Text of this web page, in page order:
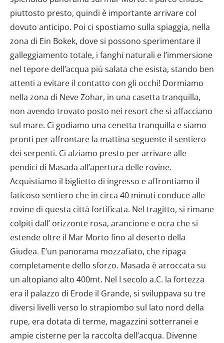
piuttosto presto, quindi è importante arrivare col
dovuto anticipo. Poi ci spostiamo sulla spiaggia, nella
zona di Ein Bokek, dove si possono sperimentare il
galleggiamento totale, i fanghi naturali e l’immersione
nel tepore dell’acqua più salata che esista, stando ben
attenti a evitare il contatto con gli occhi! Dormiamo
nella zona di Neve Zohar, in una casetta tranquilla,
non avendo trovato posto nei resort che si affacciano
sul mare. Ci godiamo una cenetta tranquilla e siamo
pronti per affrontare la mattina seguente il sentiero
dei serpenti. Ci alziamo presto per arrivare alle
pendici di Masada all’apertura delle rovine.
Acquistiamo il biglietto di ingresso e affrontiamo il
faticoso sentiero che in circa 40 minuti conduce alle
rovine di questa città fortificata. Nel tragitto, si rimane
colpiti dall’ orizzonte rosa, arancione e ocra che si
estende oltre il Mar Morto fino al deserto della
Giudea. E’un panorama mozzafiato, che ripaga
completamente dello sforzo. Masada è arroccata su
un altopiano alto 400mt. Nel I secolo a.C. la fortezza
era il palazzo di Erode il Grande, si sviluppava su tre
diversi livelli verso lo strapiombo sul lato nord della
rupe, era dotata di terme, magazzini sotterranei e
ampie cisterne per la raccolta dell’acqua. Divenne